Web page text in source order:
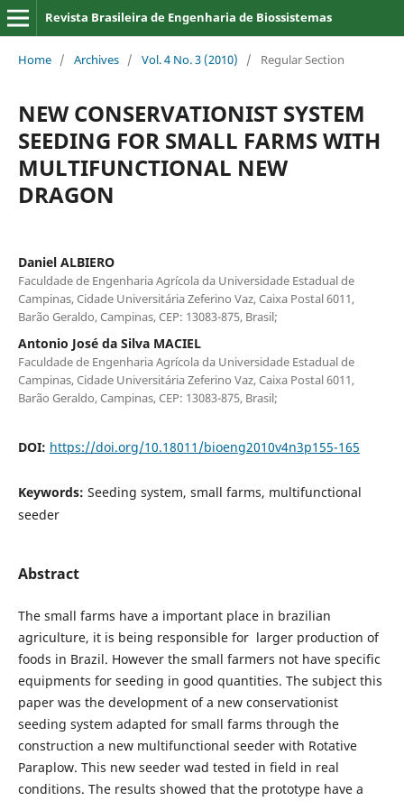
Revista Brasileira de Engenharia de Biossistemas
Home / Archives / Vol. 4 No. 3 (2010) / Regular Section
NEW CONSERVATIONIST SYSTEM
SEEDING FOR SMALL FARMS WITH
MULTIFUNCTIONAL NEW
DRAGON
Daniel ALBIERO
Faculdade de Engenharia Agrícola da Universidade Estadual de
Campinas, Cidade Universitária Zeferino Vaz, Caixa Postal 6011,
Barão Geraldo, Campinas, CEP: 13083-875, Brasil;
Antonio José da Silva MACIEL
Faculdade de Engenharia Agrícola da Universidade Estadual de
Campinas, Cidade Universitária Zeferino Vaz, Caixa Postal 6011,
Barão Geraldo, Campinas, CEP: 13083-875, Brasil;
DOI: https://doi.org/10.18011/bioeng2010v4n3p155-165
Keywords: Seeding system, small farms, multifunctional
seeder
Abstract
The small farms have a important place in brazilian
agriculture, it is being responsible for larger production of
foods in Brazil. However the small farmers not have specific
equipments for seeding in good quantities. The subject this
paper was the development of a new conservationist
seeding system adapted for small farms through the
construction a new multifunctional seeder with Rotative
Paraplow. This new seeder wad tested in field in real
conditions. The results showed that the prototype have a